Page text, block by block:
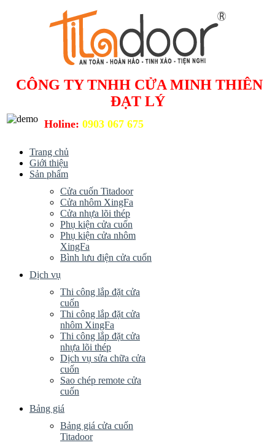
CÔNG TY TNHH CỬA MINH THIÊN
ĐẠT LÝ
Holine: 0903 067 675
Trang chủ
Giới thiệu
Sản phẩm
Cửa cuốn Titadoor
Cửa nhôm XingFa
Cửa nhựa lõi thép
Phụ kiện cửa cuốn
Phụ kiện cửa nhôm
XingFa
Bình lưu điện cửa cuốn
Dịch vụ
Thi công lắp đặt cửa
cuốn
Thi công lắp đặt cửa
nhôm XingFa
Thi công lắp đặt cửa
nhựa lõi thép
Dịch vụ sửa chữa cửa
cuốn
Sao chép remote cửa
cuốn
Bảng giá
Bảng giá cửa cuốn
Titadoor